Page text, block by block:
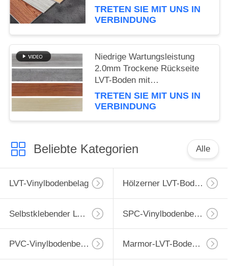
Dicke
TRETEN SIE MIT UNS IN
VERBINDUNG
Niedrige Wartungsleistung
2.0mm Trockene Rückseite
LVT-Boden mit
Verschleißschicht
0.07mm/0.1mm
TRETEN SIE MIT UNS IN
VERBINDUNG
Beliebte Kategorien Alle
LVT-Vinylbodenbelag Hölzerner LVT-Bodenbelag
Selbstklebender LVT-Bodenbelag SPC-Vinylbodenbelag
PVC-Vinylbodenbelag Marmor-LVT-Bodenbelag